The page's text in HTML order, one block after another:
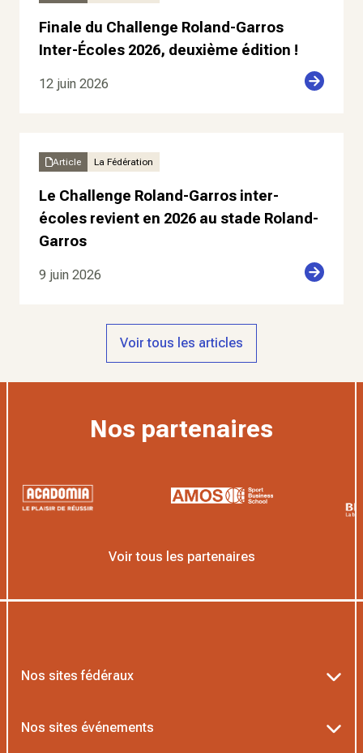
Finale du Challenge Roland-Garros
Inter-Écoles 2026, deuxième édition !
12 juin 2026
Article La Fédération
Le Challenge Roland-Garros inter-
écoles revient en 2026 au stade Roland-
Garros
9 juin 2026
Voir tous les articles
Nos partenaires
Voir tous les partenaires
Nos sites fédéraux
Nos sites événements